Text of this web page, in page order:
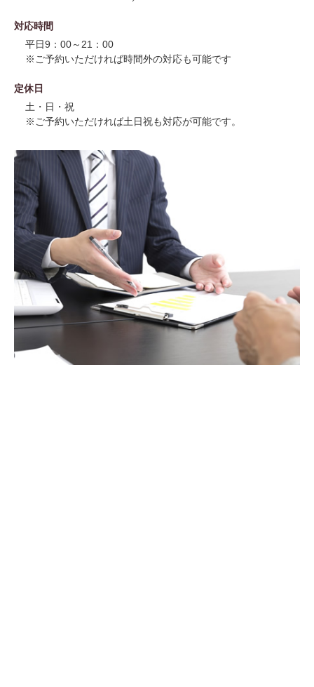
対応時間
平日9：00～21：00
※ご予約いただければ時間外の対応も可能です
定休日
土・日・祝
※ご予約いただければ土日祝も対応が可能です。